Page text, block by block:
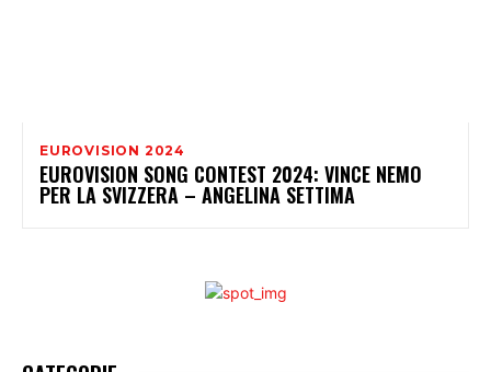
EUROVISION 2024
EUROVISION SONG CONTEST 2024: VINCE NEMO
PER LA SVIZZERA – ANGELINA SETTIMA